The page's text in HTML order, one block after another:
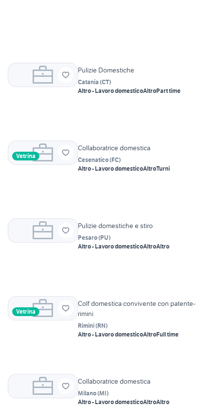
Pulizie Domestiche
Catania (CT)
Altro - Lavoro domesticoAltroPart time
Vetrina
Collaboratrice domestica
Cesenatico(FC)
Altro - Lavoro domesticoAltroTurni
Pulizie domestiche e stiro
Pesaro(PU)
Altro - Lavoro domesticoAltroAltro
Vetrina
Colf domestica convivente con patente-
rimini
Rimini(RN)
Altro - Lavoro domesticoAltroFull time
Collaboratrice domestica
Milano(MI)
Altro - Lavoro domesticoAltroAltro